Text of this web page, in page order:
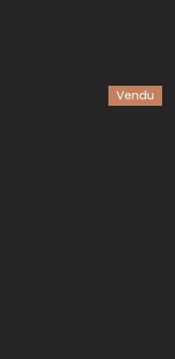
Vendu